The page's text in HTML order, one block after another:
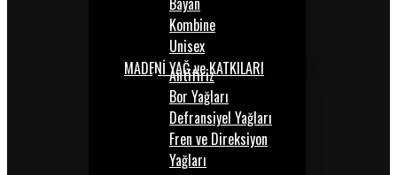
Kombine
Unisex
MADENİ YAĞ ve KATKILARI
Antifiriz
Bor Yağları
Defransiyel Yağları
Fren ve Direksiyon
Yağları